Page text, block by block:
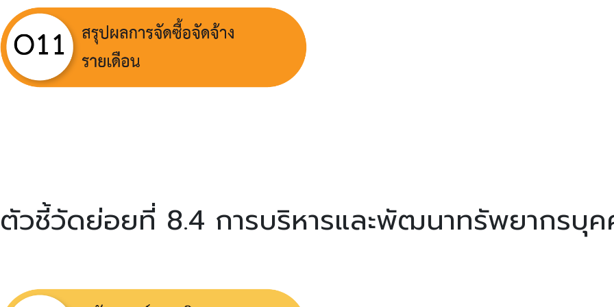
ตัวชี้วัดย่อยที่ 8.4 การบริหารและพัฒนาทรัพยากรบุ